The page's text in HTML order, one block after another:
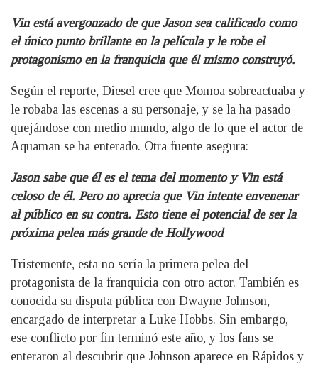
Vin está avergonzado de que Jason sea calificado como
el único punto brillante en la película y le robe el
protagonismo en la franquicia que él mismo construyó.
Según el reporte, Diesel cree que Momoa sobreactuaba y
le robaba las escenas a su personaje, y se la ha pasado
quejándose con medio mundo, algo de lo que el actor de
Aquaman se ha enterado. Otra fuente asegura:
Jason sabe que él es el tema del momento y Vin está
celoso de él. Pero no aprecia que Vin intente envenenar
al público en su contra. Esto tiene el potencial de ser la
próxima pelea más grande de Hollywood
Tristemente, esta no sería la primera pelea del
protagonista de la franquicia con otro actor. También es
conocida su disputa pública con Dwayne Johnson,
encargado de interpretar a Luke Hobbs. Sin embargo,
ese conflicto por fin terminó este año, y los fans se
enteraron al descubrir que Johnson aparece en Rápidos y